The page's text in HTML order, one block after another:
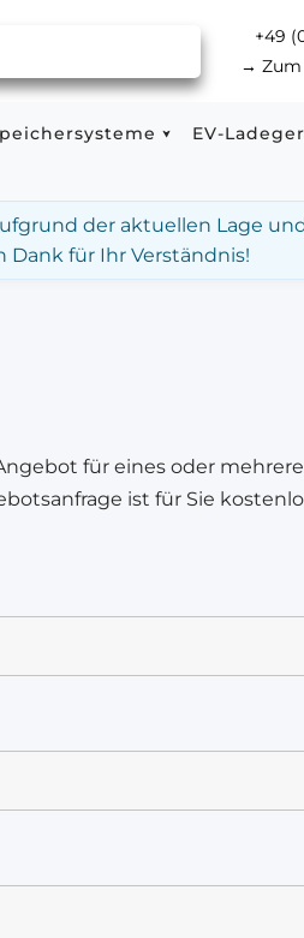
+49
→
EV-
der aktuellen Lage
Dank für Ihr Verständnis!
für eines oder
ist für Sie